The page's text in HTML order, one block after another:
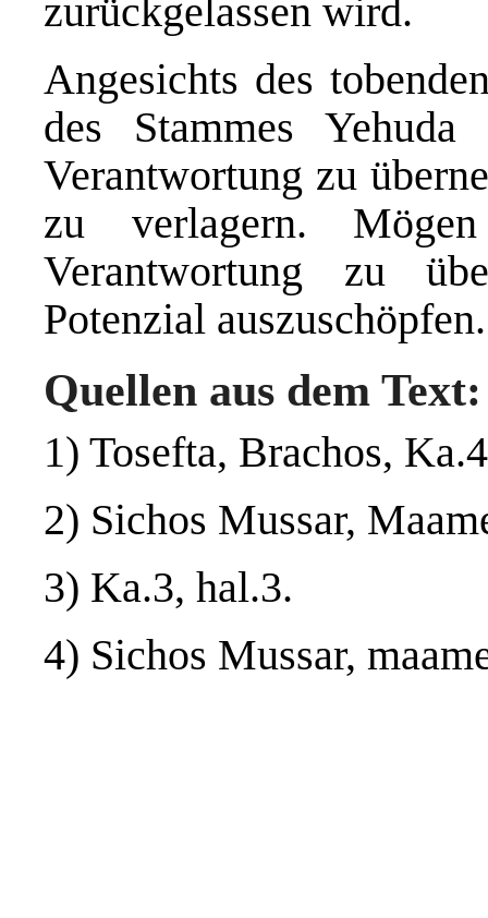
zurückgelassen wird.
Angesichts des
des Stammes
Verantwortung zu
zu verlagern.
Verantwortung zu
Potenzial auszuschöpfen.
Quellen aus dem Text:
1) Tosefta, Brachos,
2) Sichos Mussar,
3) Ka.3, hal.3.
4) Sichos Mussar,